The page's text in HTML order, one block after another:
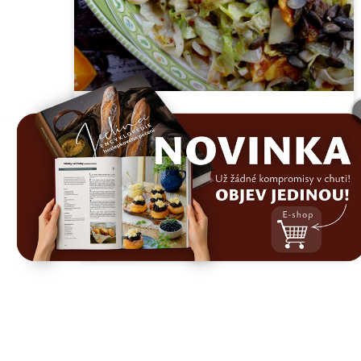
Čekankový salát s
pomerančem a dýňovým
semínkem
29. 4. 2026